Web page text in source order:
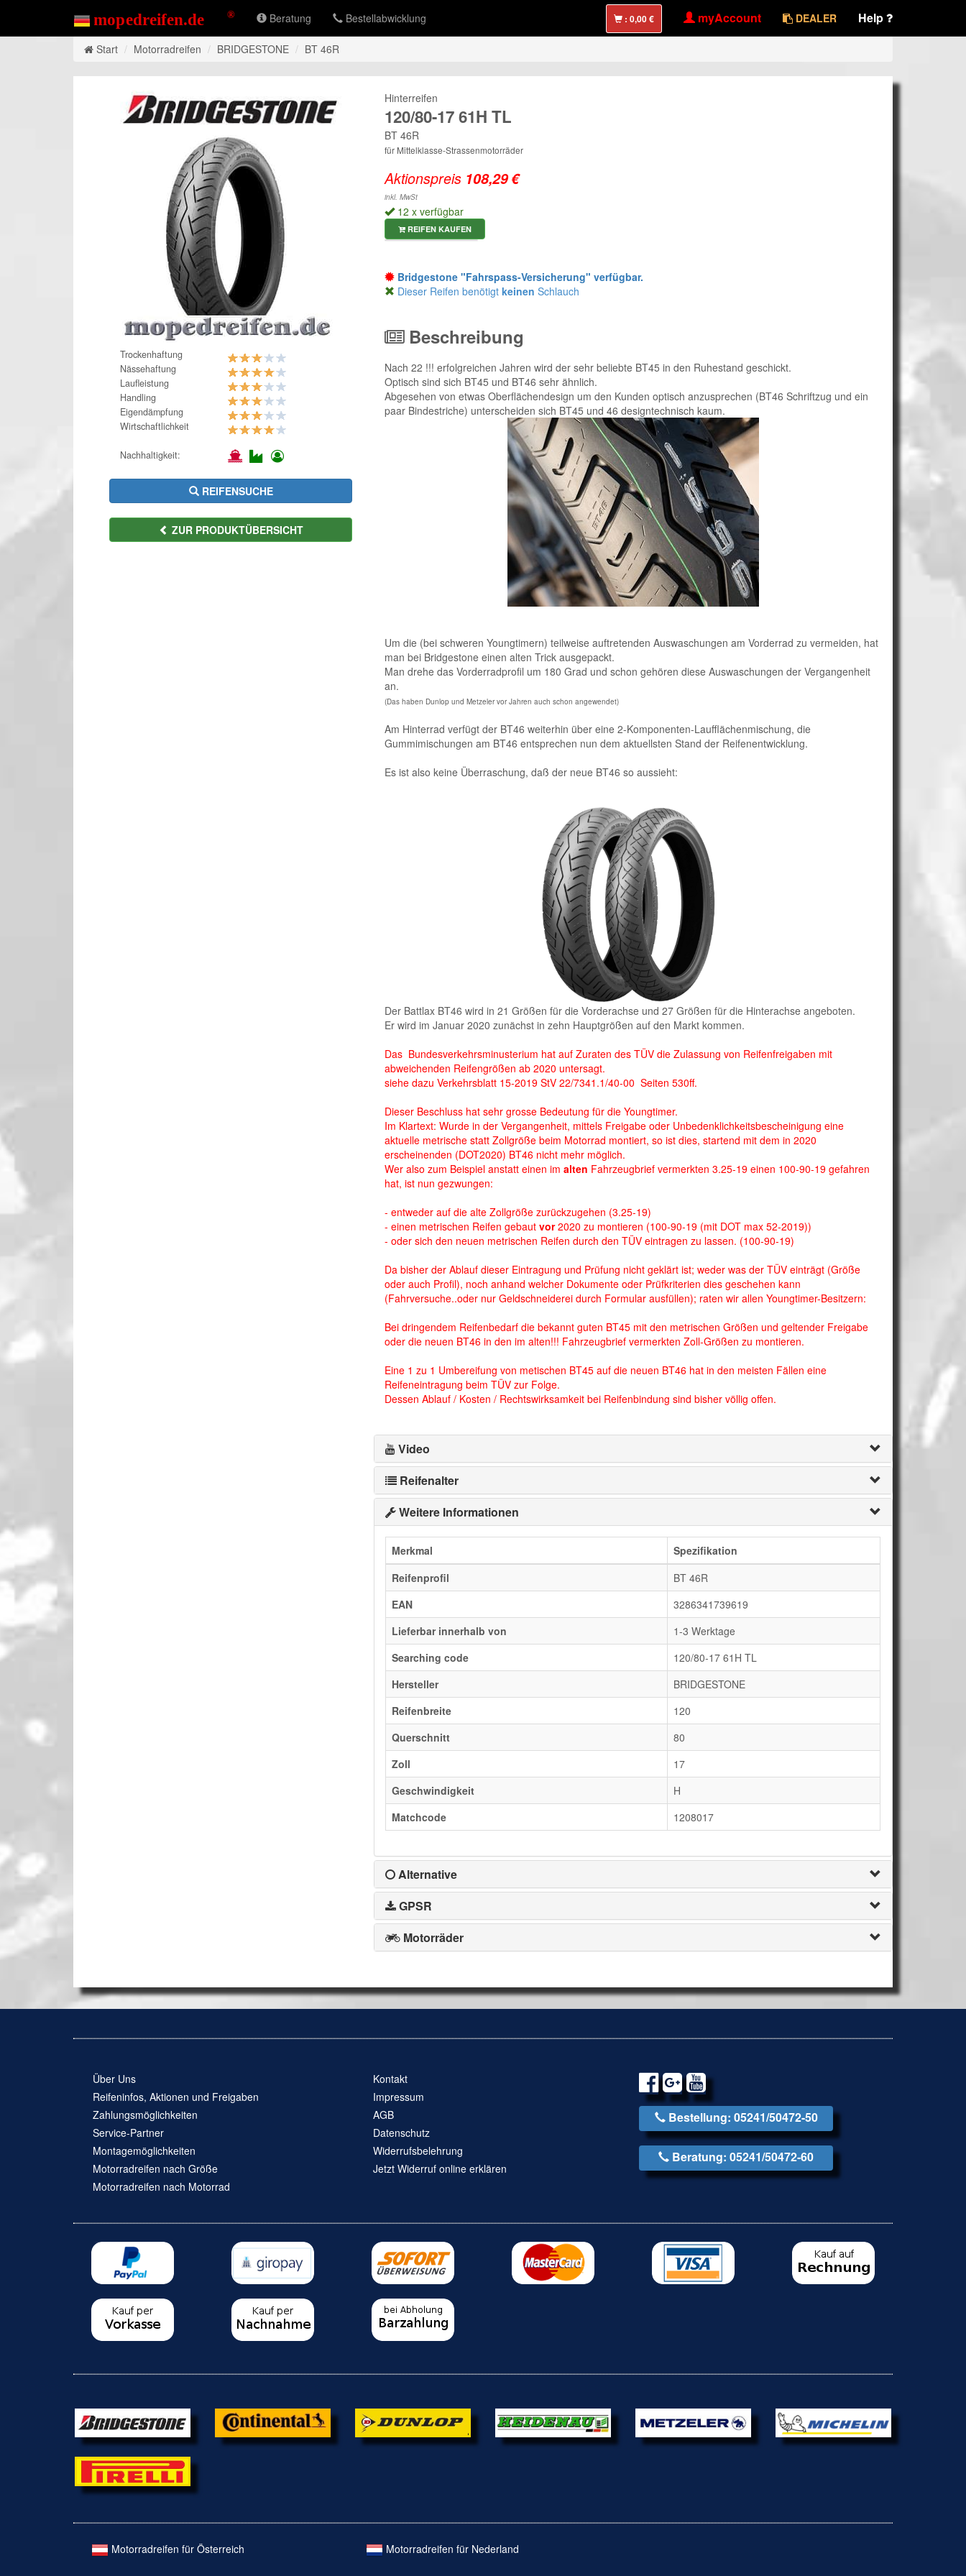
Beratung Bestellabwicklung : myAccount DEALER Help
Start Motorradreifen BRIDGESTONE BT 46R
Trockenhaftung
Nässehaftung
Laufleistung
Handling
Eigendämpfung
Wirtschaftlichkeit
Nachhaltigkeit:
REIFENSUCHE
ZUR PRODUKTÜBERSICHT
Hinterreifen
120/80-17 61H TL
BT 46R
für Mittelklasse-Strassenmotorräder
Aktionspreis
inkl. MwSt
12 x verfügbar
REIFEN KAUFEN
Bridgestone "Fahrspass-Versicherung" verfügbar.
Dieser Reifen benötigtkeinen Schlauch
Beschreibung
Nach 22 !!! erfolgreichen Jahren wird der sehr beliebte BT45 in den Ruhestand geschickt.
Optisch sind sich BT45 und BT46 sehr ähnlich.
Abgesehen von etwas Oberflächendesign um den Kunden optisch anzusprechen (BT46 Schriftzug und ein
paar Bindestriche) unterscheiden sich BT45 und 46 designtechnisch kaum.
Um die (bei schweren Youngtimern) teilweise auftretenden Auswaschungen am Vorderrad zu vermeiden, hat
man bei Bridgestone einen alten Trick ausgepackt.
Man drehe das Vorderradprofil um 180 Grad und schon gehören diese Auswaschungen der Vergangenheit
an.
(Das haben Dunlop und Metzeler vor Jahren auch schon angewendet)
Am Hinterrad verfügt der BT46 weiterhin über eine 2-Komponenten-Laufflächenmischung, die
Gummimischungen am BT46 entsprechen nun dem aktuellsten Stand der Reifenentwicklung.
Es ist also keine Überraschung, daß der neue BT46 so aussieht:
Der Battlax BT46 wird in 21 Größen für die Vorderachse und 27 Größen für die Hinterachse angeboten.
Er wird im Januar 2020 zunächst in zehn Hauptgrößen auf den Markt kommen.
Das Bundesverkehrsminusterium hat auf Zuraten des TÜV die Zulassung von Reifenfreigaben mit
abweichenden Reifengrößen ab 2020 untersagt.
siehe dazu Verkehrsblatt 15-2019 StV 22/7341.1/40-00 Seiten 530ff.
Dieser Beschluss hat sehr grosse Bedeutung für die Youngtimer.
Im Klartext: Wurde in der Vergangenheit, mittels Freigabe oder Unbedenklichkeitsbescheinigung eine
aktuelle metrische statt Zollgröße beim Motorrad montiert, so ist dies, startend mit dem in 2020
erscheinenden (DOT2020) BT46 nicht mehr möglich.
Wer also zum Beispiel anstatt einen im alten Fahrzeugbrief vermerkten 3.25-19 einen 100-90-19 gefahren
hat, ist nun gezwungen:
- entweder auf die alte Zollgröße zurückzugehen (3.25-19)
- einen metrischen Reifen gebaut vor2020 zu montieren (100-90-19 (mit DOT max 52-2019))
- oder sich den neuen metrischen Reifen durch den TÜV eintragen zu lassen. (100-90-19)
Da bisher der Ablauf dieser Eintragung und Prüfung nicht geklärt ist; weder was der TÜV einträgt (Größe
oder auch Profil), noch anhand welcher Dokumente oder Prüfkriterien dies geschehen kann
(Fahrversuche..oder nur Geldschneiderei durch Formular ausfüllen); raten wir allen Youngtimer-Besitzern:
Bei dringendem Reifenbedarf die bekannt guten BT45 mit den metrischen Größen und geltender Freigabe
oder die neuen BT46 in den im alten!!! Fahrzeugbrief vermerkten Zoll-Größen zu montieren.
Eine 1 zu 1 Umbereifung von metischen BT45 auf die neuen BT46 hat in den meisten Fällen eine
Reifeneintragung beim TÜV zur Folge.
Dessen Ablauf / Kosten / Rechtswirksamkeit bei Reifenbindung sind bisher völlig offen.
Video
Reifenalter
Weitere Informationen
Merkmal
Spezifikation
Reifenprofil
BT 46R
EAN
3286341739619
Lieferbar innerhalb von
1-3 Werktage
Searching code
120/80-17 61H TL
Hersteller
BRIDGESTONE
Reifenbreite
120
Querschnitt
80
Zoll
17
Geschwindigkeit
H
Matchcode
1208017
Alternative
GPSR
Motorräder
Über Uns
Reifeninfos, Aktionen und Freigaben
Zahlungsmöglichkeiten
Service-Partner
Montagemöglichkeiten
Motorradreifen nach Größe
Motorradreifen nach Motorrad
Kontakt
Impressum
AGB
Datenschutz
Widerrufsbelehrung
Jetzt Widerruf online erklären
Bestellung: 05241/50472-50
Beratung: 05241/50472-60
Motorradreifen für Österreich Motorradreifen für Nederland